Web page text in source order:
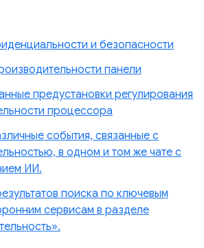
и безопасности
панели
предустановки регулирования
процессора
события, связанные с
в одном и том же чате с
ИИ.
поиска по ключевым
сервисам в разделе